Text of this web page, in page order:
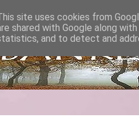
site uses cookies from
shared with Google along
and to detect and